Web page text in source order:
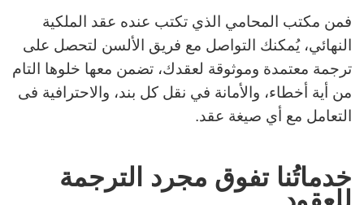
فمن مكتب المحامي الذي تكتب عنده عقد الملكية
النهائي، يُمكنك التواصل مع فريق الألسن لتحصل على
ترجمة معتمدة وموثوقة لعقدك، تضمن معها خلوها التام
من أية أخطاء، والأمانة في نقل كل بند، والاحترافية فى
التعامل مع أي صيغة عقد.
خدماتُنا تفوق مجرد الترجمة